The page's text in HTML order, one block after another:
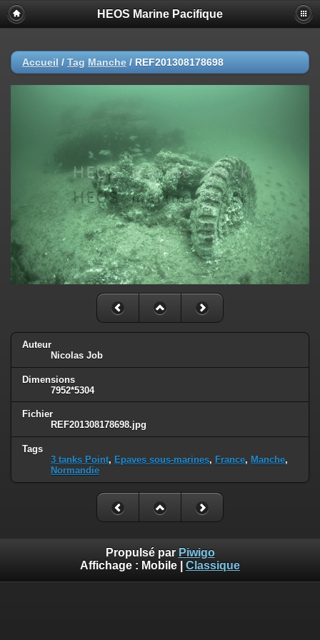
HEOS Marine Pacifique
Accueil / Tag Manche / REF201308178698
Auteur
Nicolas Job
Dimensions
7952*5304
Fichier
REF201308178698.jpg
Tags
3 tanks Point, Epaves sous-marines, France, Manche,
Normandie
Propulsé par Piwigo
Affichage : Mobile Classique